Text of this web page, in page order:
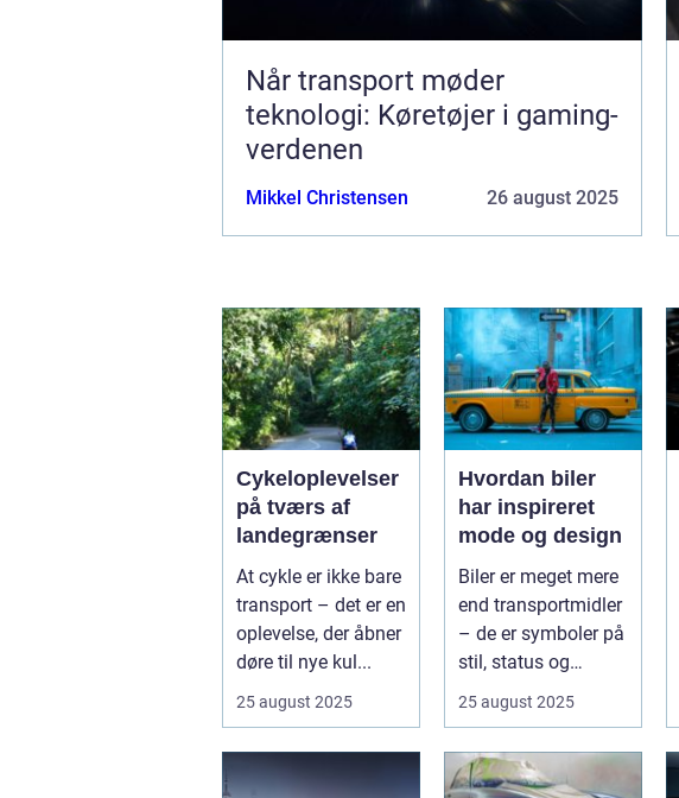
Når transport møder
teknologi: Køretøjer i gaming-
verdenen
Mikkel Christensen 26 august 2025
Cykeloplevelser
på tværs af
landegrænser
At cykle er ikke bare
transport – det er en
oplevelse, der åbner
døre til nye kul...
25 august 2025
Hvordan biler
har inspireret
mode og design
Biler er meget mere
end transportmidler
– de er symboler på
stil, status og
25 august 2025